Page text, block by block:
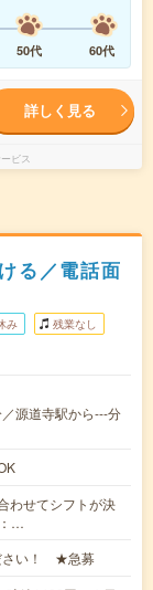
50代 60代
詳しく見る
ビス
る／電話面
み 残業なし
源道寺駅から---分
わせてシフトが決
…
さい！ ★急募